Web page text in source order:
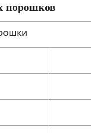
порошков